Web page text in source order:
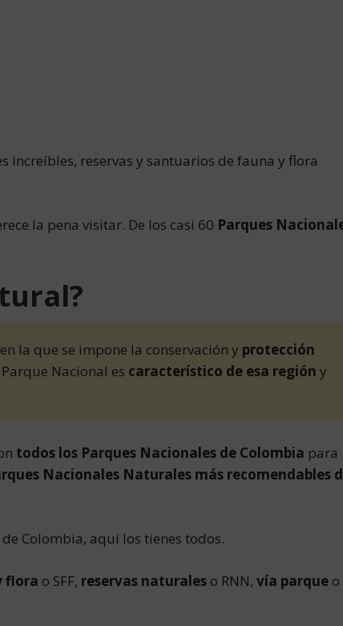
increíbles, reservas y santuarios de fauna y flora
la pena visitar. De los casi 60 Parques
en la que se impone la conservación y protección
Nacional es característico de esa región y
todos los Parques Nacionales de Colombia para
Nacionales Naturales más recomendables
Colombia, aquí los tienes todos.
flora o SFF, reservas naturales o RNN, vía parque o